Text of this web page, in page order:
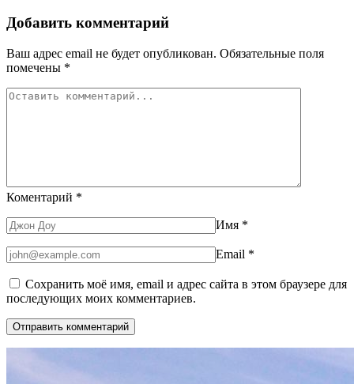
Добавить комментарий
Ваш адрес email не будет опубликован. Обязательные поля
помечены *
Коментарий *
Имя *
Email *
Сохранить моё имя, email и адрес сайта в этом браузере для
последующих моих комментариев.